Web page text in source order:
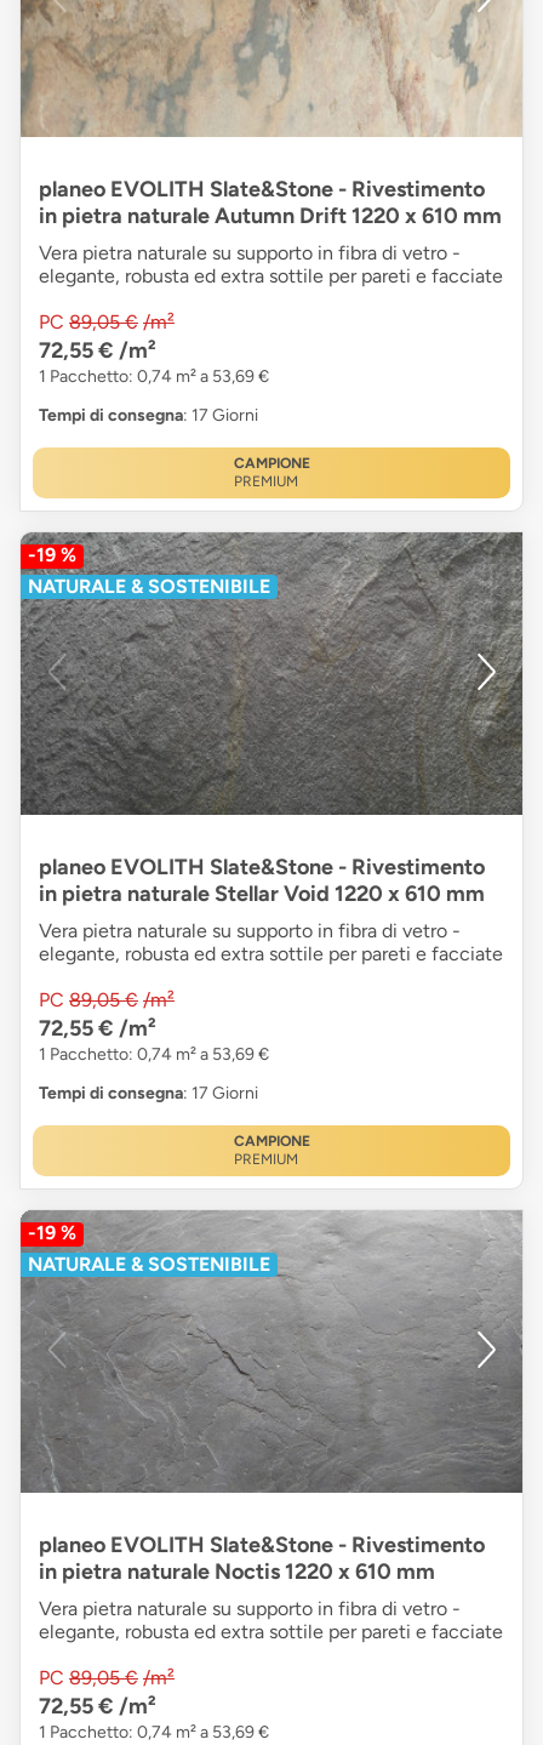
planeo EVOLITH Slate&Stone - Rivestimento
in pietra naturale Autumn Drift 1220 x 610 mm
Vera pietra naturale su supporto in fibra di vetro -
elegante, robusta ed extra sottile per pareti e facciate
PC 89,05 € /m²
72,55 € /m²
1 Pacchetto: 0,74 m² a 53,69 €
Tempi di consegna: 17 Giorni
CAMPIONE
PREMIUM
-19 %
NATURALE & SOSTENIBILE
planeo EVOLITH Slate&Stone - Rivestimento
in pietra naturale Stellar Void 1220 x 610 mm
Vera pietra naturale su supporto in fibra di vetro -
elegante, robusta ed extra sottile per pareti e facciate
PC 89,05 € /m²
72,55 € /m²
1 Pacchetto: 0,74 m² a 53,69 €
Tempi di consegna: 17 Giorni
CAMPIONE
PREMIUM
-19 %
NATURALE & SOSTENIBILE
planeo EVOLITH Slate&Stone - Rivestimento
in pietra naturale Noctis 1220 x 610 mm
Vera pietra naturale su supporto in fibra di vetro -
elegante, robusta ed extra sottile per pareti e facciate
PC 89,05 € /m²
72,55 € /m²
1 Pacchetto: 0,74 m² a 53,69 €